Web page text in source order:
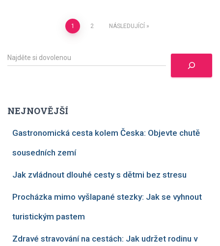
Stránkování
příspěvků
1 2 NÁSLEDUJÍCÍ
H
l
tNEJNOVĚJŠÍ
Gastronomická cesta kolem Česka: Objevte chutě
sousedních zemí
Jak zvládnout dlouhé cesty s dětmi bez stresu
Procházka mimo vyšlapané stezky: Jak se vyhnout
turistickým pastem
Zdravé stravování na cestách: Jak udržet rodinu v